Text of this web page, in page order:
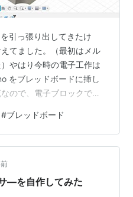
引っ張り出してきたけ
てました。（最初はメル
やはり今時の電子工作は
をブレッドボードに挿し
ので、電子ブロックでブ
か使って簡単にFMラジオ
で、試しに一番小さいブ
けど、横幅が少し大きく
ドボードそのままは取付
ボードを取り付ける台座
#ブレッドボード
―を自作してみた